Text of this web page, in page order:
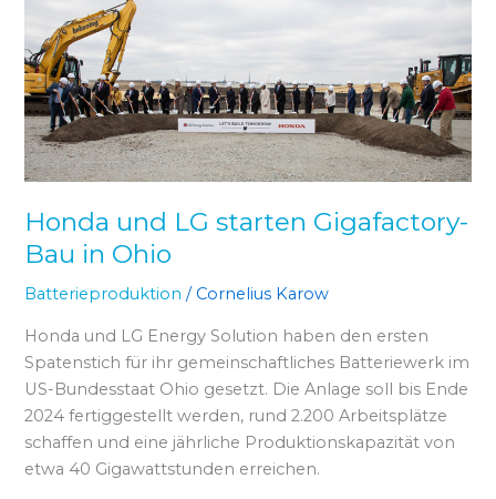
Honda und LG starten Gigafactory-
Bau in Ohio
Batterieproduktion / Cornelius Karow
Honda und LG Energy Solution haben den ersten
Spatenstich für ihr gemeinschaftliches Batteriewerk im
US-Bundesstaat Ohio gesetzt. Die Anlage soll bis Ende
2024 fertiggestellt werden, rund 2.200 Arbeitsplätze
schaffen und eine jährliche Produktionskapazität von
etwa 40 Gigawattstunden erreichen.
starten
Gigafactory-
Bau
in
Ohio